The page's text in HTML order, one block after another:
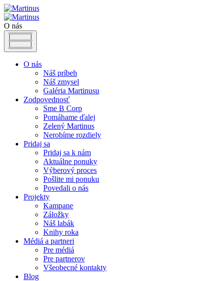
O nás
O nás
Náš príbeh
Náš zmysel
Galéria Martinusu
Zodpovednosť
Sme B Corp
Pomáhame ďalej
Zelený Martinus
Nerobíme rozdiely
Pridaj sa
Pridaj sa k nám
Aktuálne ponuky
Výberový proces
Pošlite mi ponuku
Povedali o nás
Projekty
Kampane
Záložky
Náš labák
Knihy roka
Médiá a partneri
Pre médiá
Pre partnerov
Všeobecné kontakty
Blog